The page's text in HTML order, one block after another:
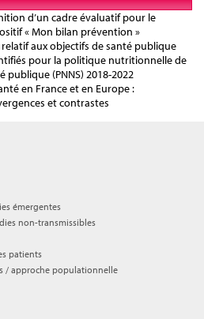
d’un cadre évaluatif pour le
« Mon bilan prévention »
aux objectifs de santé publique
pour la politique nutritionnelle de
publique (PNNS) 2018-2022
en France et en Europe :
et contrastes
émergentes
non-transmissibles
patients
/ approche populationnelle